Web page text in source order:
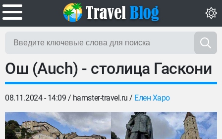
Ош (Auch) - столица Гаскони
08.11.2024 - 14:09 / hamster-travel.ru / Елен Харо